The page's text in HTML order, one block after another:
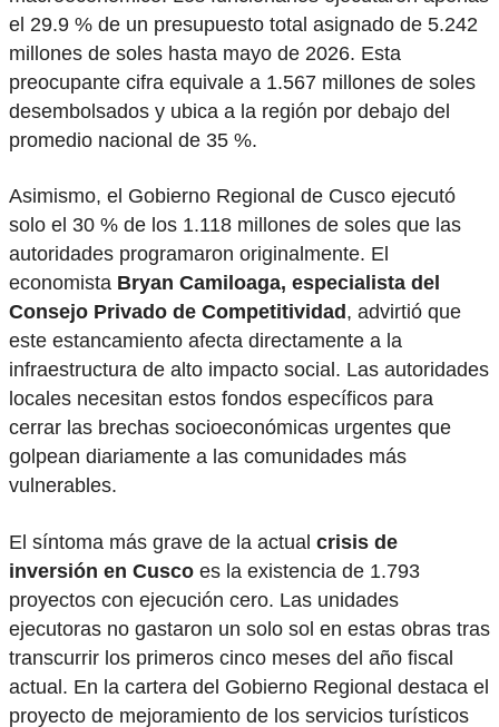
el 29.9 % de un presupuesto total asignado de 5.242
millones de soles hasta mayo de 2026. Esta
preocupante cifra equivale a 1.567 millones de soles
desembolsados y ubica a la región por debajo del
promedio nacional de 35 %.
Asimismo, el Gobierno Regional de Cusco ejecutó
solo el 30 % de los 1.118 millones de soles que las
autoridades programaron originalmente. El
economista Bryan Camiloaga, especialista del
Consejo Privado de Competitividad , advirtió que
este estancamiento afecta directamente a la
infraestructura de alto impacto social. Las autoridades
locales necesitan estos fondos específicos para
cerrar las brechas socioeconómicas urgentes que
golpean diariamente a las comunidades más
vulnerables.
El síntoma más grave de la actual crisis de
inversión en Cusco es la existencia de 1.793
proyectos con ejecución cero. Las unidades
ejecutoras no gastaron un solo sol en estas obras tras
transcurrir los primeros cinco meses del año fiscal
actual. En la cartera del Gobierno Regional destaca el
proyecto de mejoramiento de los servicios turísticos